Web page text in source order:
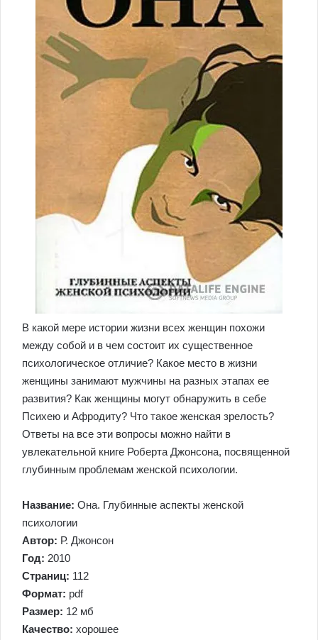
В какой мере истории жизни всех женщин похожи
между собой и в чем состоит их существенное
психологическое отличие? Какое место в жизни
женщины занимают мужчины на разных этапах ее
развития? Как женщины могут обнаружить в себе
Психею и Афродиту? Что такое женская зрелость?
Ответы на все эти вопросы можно найти в
увлекательной книге Роберта Джонсона, посвященной
глубинным проблемам женской психологии.
Название: Она. Глубинные аспекты женской
психологии
Автор: Р. Джонсон
Год: 2010
Страниц: 112
Формат: pdf
Размер: 12 мб
Качество: хорошее